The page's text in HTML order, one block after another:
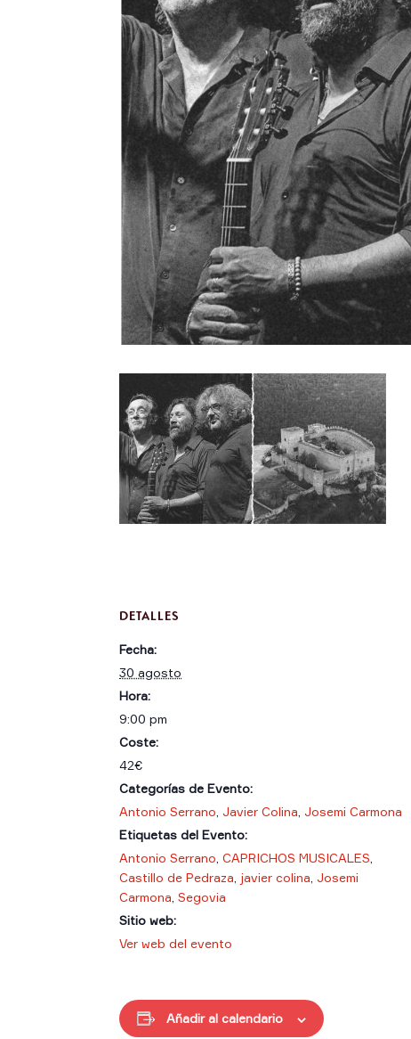
Añadir al calendario
DETALLES
Fecha:
30 agosto
Hora:
9:00 pm
Coste:
42€
Categorías de Evento:
Antonio Serrano ,Javier Colina ,Josemi Carmona
Etiquetas del Evento:
Antonio Serrano ,CAPRICHOS MUSICALES
Castillo de Pedraza javier colina ,Josemi
Carmona ,Segovia
Sitio web:
Ver web del evento